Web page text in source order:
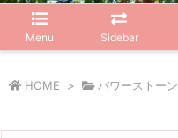
Menu Sidebar
HOME > パワーストーン